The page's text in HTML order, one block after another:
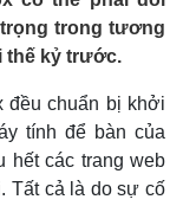
trong tương
thế kỷ trước.
đều chuẩn bị khởi
tính để bàn của
hết các trang web
Tất cả là do sự cố